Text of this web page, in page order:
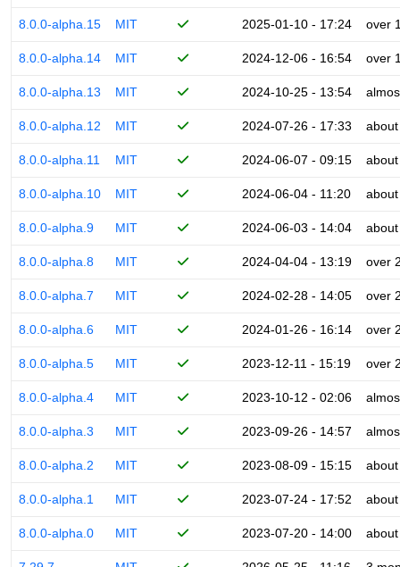
8.0.0-alpha.15 MIT 2025-01-10 - 17:24 over
8.0.0-alpha.14 MIT 2024-12-06 - 16:54 over
8.0.0-alpha.13 MIT 2024-10-25 - 13:54
8.0.0-alpha.12 MIT 2024-07-26 - 17:33
8.0.0-alpha.11 MIT 2024-06-07 - 09:15
8.0.0-alpha.10 MIT 2024-06-04 - 11:20
8.0.0-alpha.9 MIT 2024-06-03 - 14:04
8.0.0-alpha.8 MIT 2024-04-04 - 13:19 over
8.0.0-alpha.7 MIT 2024-02-28 - 14:05 over
8.0.0-alpha.6 MIT 2024-01-26 - 16:14 over
8.0.0-alpha.5 MIT 2023-12-11 - 15:19 over
8.0.0-alpha.4 MIT 2023-10-12 - 02:06
8.0.0-alpha.3 MIT 2023-09-26 - 14:57
8.0.0-alpha.2 MIT 2023-08-09 - 15:15
8.0.0-alpha.1 MIT 2023-07-24 - 17:52
8.0.0-alpha.0 MIT 2023-07-20 - 14:00